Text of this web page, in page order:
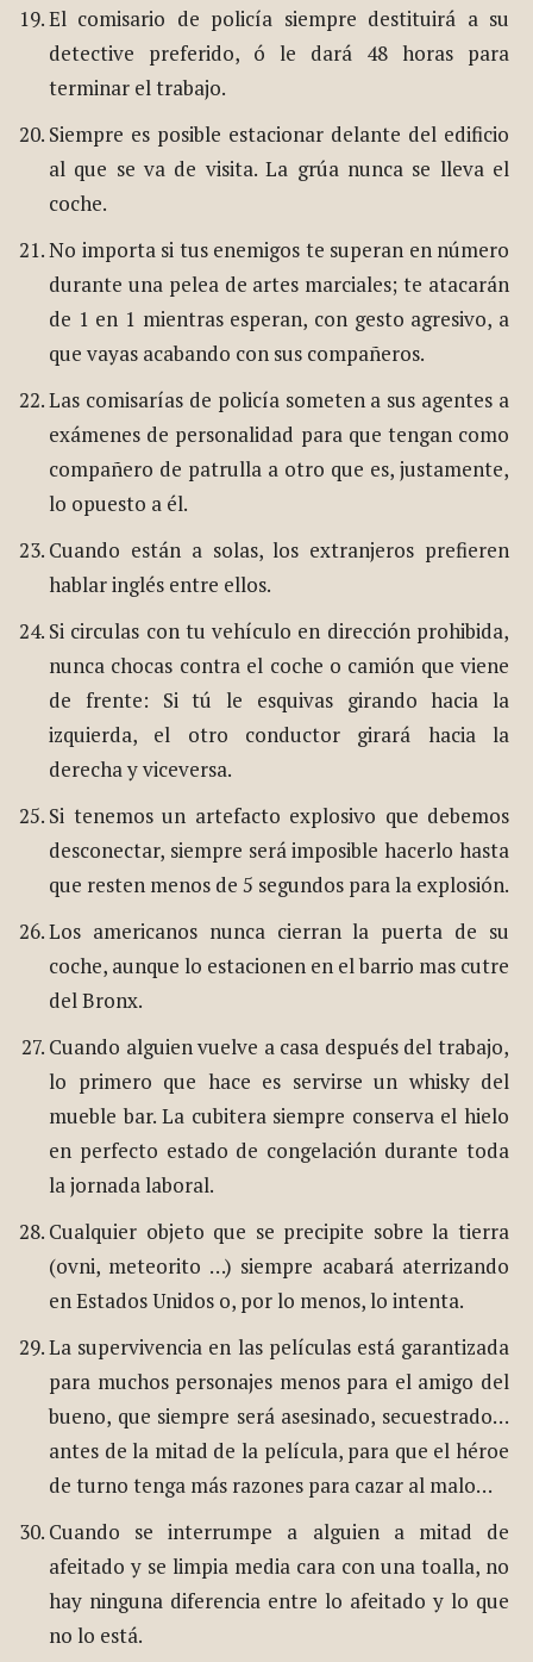
El comisario de policía siempre destituirá a su
detective preferido, ó le dará 48 horas para
terminar el trabajo.
Siempre es posible estacionar delante del edificio
al que se va de visita. La grúa nunca se lleva el
coche.
No importa si tus enemigos te superan en número
durante una pelea de artes marciales; te atacarán
de 1 en 1 mientras esperan, con gesto agresivo, a
que vayas acabando con sus compañeros.
Las comisarías de policía someten a sus agentes a
exámenes de personalidad para que tengan como
compañero de patrulla a otro que es, justamente,
lo opuesto a él.
Cuando están a solas, los extranjeros prefieren
hablar inglés entre ellos.
Si circulas con tu vehículo en dirección prohibida,
nunca chocas contra el coche o camión que viene
de frente: Si tú le esquivas girando hacia la
izquierda, el otro conductor girará hacia la
derecha y viceversa.
Si tenemos un artefacto explosivo que debemos
desconectar, siempre será imposible hacerlo hasta
que resten menos de 5 segundos para la explosión.
Los americanos nunca cierran la puerta de su
coche, aunque lo estacionen en el barrio mas cutre
del Bronx.
Cuando alguien vuelve a casa después del trabajo,
lo primero que hace es servirse un whisky del
mueble bar. La cubitera siempre conserva el hielo
en perfecto estado de congelación durante toda
la jornada laboral.
Cualquier objeto que se precipite sobre la tierra
(ovni, meteorito …) siempre acabará aterrizando
en Estados Unidos o, por lo menos, lo intenta.
La supervivencia en las películas está garantizada
para muchos personajes menos para el amigo del
bueno, que siempre será asesinado, secuestrado…
antes de la mitad de la película, para que el héroe
de turno tenga más razones para cazar al malo…
Cuando se interrumpe a alguien a mitad de
afeitado y se limpia media cara con una toalla, no
hay ninguna diferencia entre lo afeitado y lo que
no lo está.